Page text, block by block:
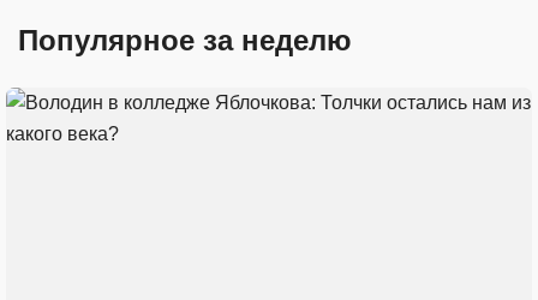
Популярное за неделю